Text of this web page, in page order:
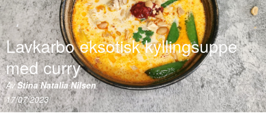
Lavkarbo eksotisk kyllingsuppe
med curry
AvStina Natalia Nilsen
17/07/2023